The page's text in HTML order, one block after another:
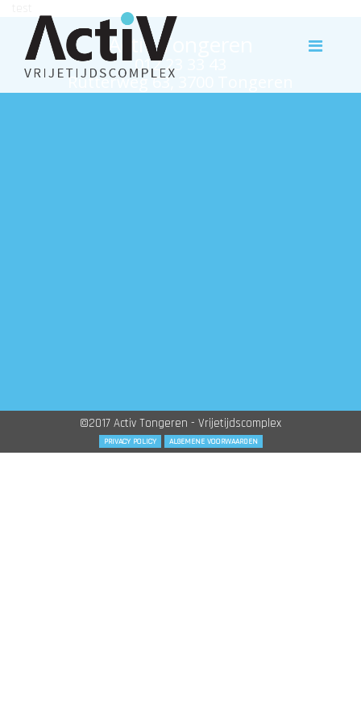
Activ Tongeren
012 23 33 43
Rutterweg 63, 3700 Tongeren
©2017 Activ Tongeren - Vrijetijdscomplex
PRIVACY POLICY ALGEMENE VOORWAARDEN